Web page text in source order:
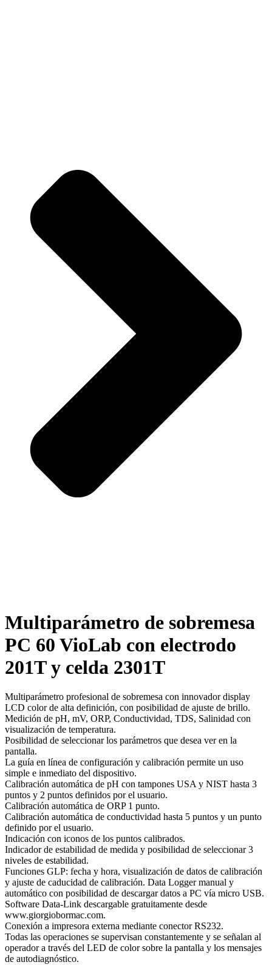
Multiparámetro de sobremesa
PC 60 VioLab con electrodo
201T y celda 2301T
Multiparámetro profesional de sobremesa con innovador display
LCD color de alta definición, con posibilidad de ajuste de brillo.
Medición de pH, mV, ORP, Conductividad, TDS, Salinidad con
visualización de temperatura.
Posibilidad de seleccionar los parámetros que desea ver en la
pantalla.
La guía en línea de configuración y calibración permite un uso
simple e inmediato del dispositivo.
Calibración automática de pH con tampones USA y NIST hasta 3
puntos y 2 puntos definidos por el usuario.
Calibración automática de ORP 1 punto.
Calibración automática de conductividad hasta 5 puntos y un punto
definido por el usuario.
Indicación con iconos de los puntos calibrados.
Indicador de estabilidad de medida y posibilidad de seleccionar 3
niveles de estabilidad.
Funciones GLP: fecha y hora, visualización de datos de calibración
y ajuste de caducidad de calibración. Data Logger manual y
automático con posibilidad de descargar datos a PC vía micro USB.
Software Data-Link descargable gratuitamente desde
www.giorgiobormac.com.
Conexión a impresora externa mediante conector RS232.
Todas las operaciones se supervisan constantemente y se señalan al
operador a través del LED de color sobre la pantalla y los mensajes
de autodiagnóstico.